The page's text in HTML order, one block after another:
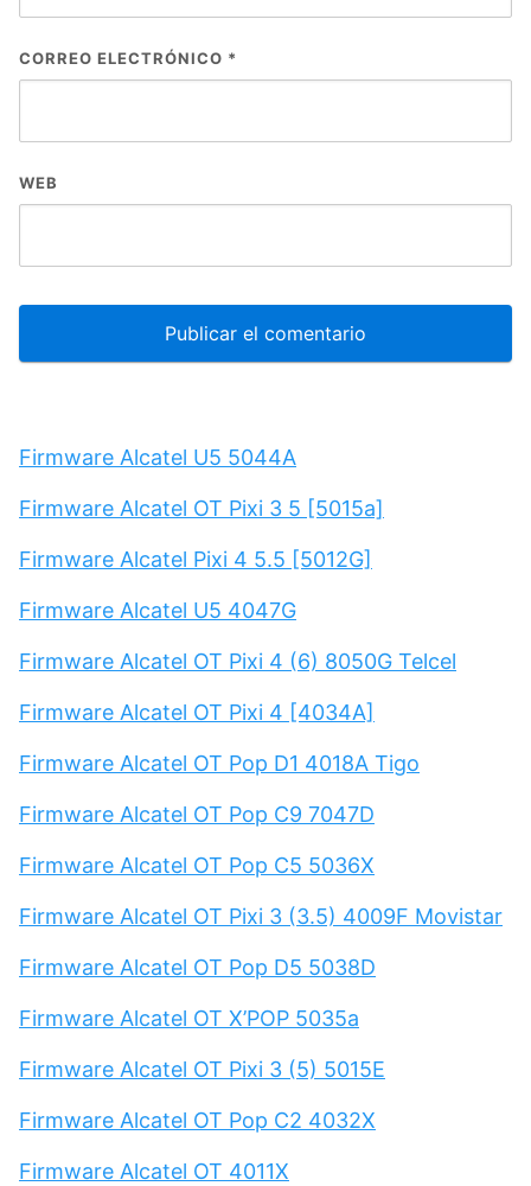
CORREO ELECTRÓNICO *
WEB
Firmware Alcatel U5 5044A
Firmware Alcatel OT Pixi 3 5 [5015a]
Firmware Alcatel Pixi 4 5.5 [5012G]
Firmware Alcatel U5 4047G
Firmware Alcatel OT Pixi 4 (6) 8050G Telcel
Firmware Alcatel OT Pixi 4 [4034A]
Firmware Alcatel OT Pop D1 4018A Tigo
Firmware Alcatel OT Pop C9 7047D
Firmware Alcatel OT Pop C5 5036X
Firmware Alcatel OT Pixi 3 (3.5) 4009F Movistar
Firmware Alcatel OT Pop D5 5038D
Firmware Alcatel OT X’POP 5035a
Firmware Alcatel OT Pixi 3 (5) 5015E
Firmware Alcatel OT Pop C2 4032X
Firmware Alcatel OT 4011X